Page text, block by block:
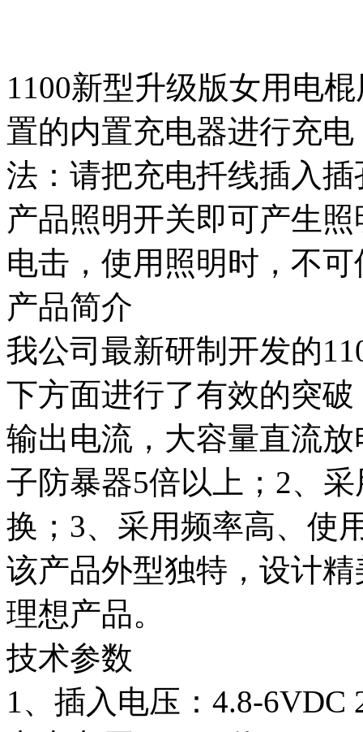
1100新型升级版女用电
置的内置充电器进行充
法：请把充电扦线插入
产品照明开关即可产生
电击，使用照明时，不
产品简介
我公司最新研制开发的
下方面进行了有效的突
输出电流，大容量直流
子防暴器5倍以上；2、
换；3、采用频率高、使
该产品外型独特，设计
理想产品。
技术参数
1、插入电压：4.8-6VDC